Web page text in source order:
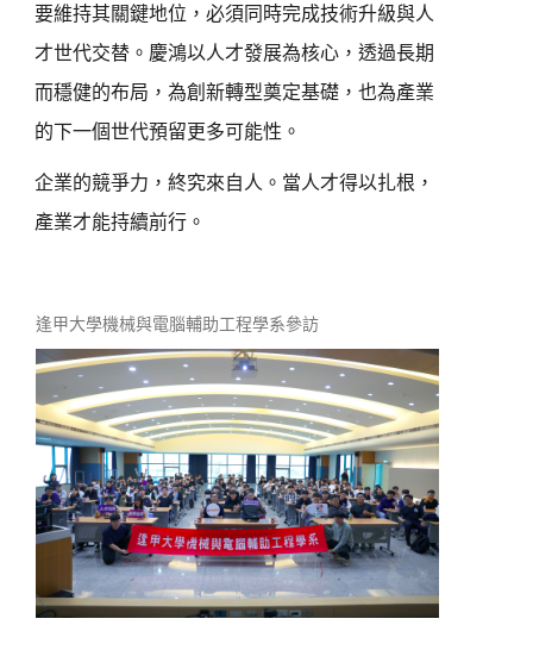
要維持其關鍵地位，必須同時完成技術升級與人
才世代交替。慶鴻以人才發展為核心，透過長期
而穩健的布局，為創新轉型奠定基礎，也為產業
的下一個世代預留更多可能性。
企業的競爭力，終究來自人。當人才得以扎根，
產業才能持續前行。
逢甲大學機械與電腦輔助工程學系參訪